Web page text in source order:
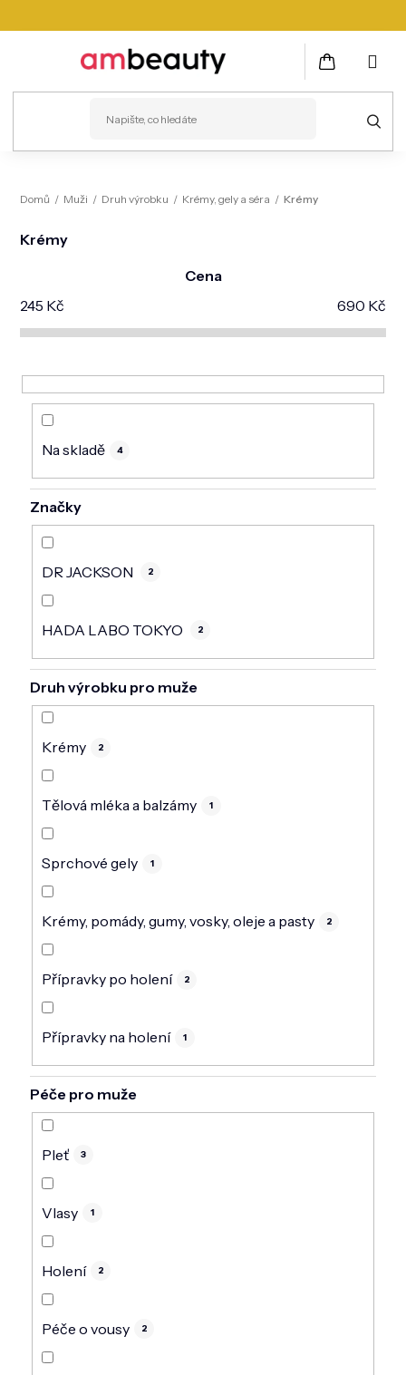
na
NÁKUPNÍ
KOŠÍK
KOSMETICKÉ PŘÍSTROJE
TĚLO
MUŽI
DOMÁCNOST
ZNAČKY
O NÁS
BLOG
Domů / Muži / Druh výrobku / Krémy, gely a séra / Krémy
Krémy
Cena
245 Kč 690 Kč
Na skladě 4
Značky
DR JACKSON 2
HADA LABO TOKYO 2
Druh výrobku pro muže
Krémy 2
Tělová mléka a balzámy 1
Sprchové gely 1
Krémy, pomády, gumy, vosky, oleje a pasty 2
Přípravky po holení 2
Přípravky na holení 1
Péče pro muže
Pleť 3
Vlasy 1
Holení 2
Péče o vousy 2